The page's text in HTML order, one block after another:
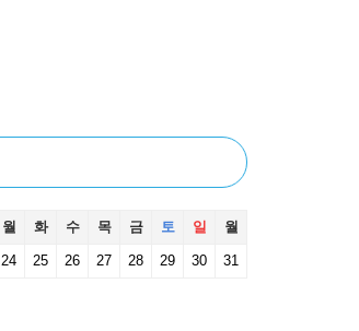
월 화 수 목 금 토 일 월
24 25 26 27 28 29 30 31